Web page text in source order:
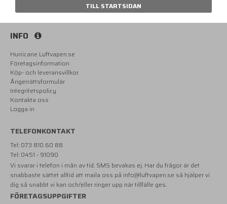
TILL STARTSIDAN
INFO
Hurricane Luftvapen.se
Företagsinformation
Köp- och leveransvillkor
Ångerrättsformulär
Integritetspolicy
Kontakta oss
Logga in
TELEFONKONTAKT
Tel: 073 810 60 88
Tel: 0451 - 91090
Vi svarar i telefon i mån av tid. SMS bevakas ej. Har du frågor är det
snabbaste sättet alltid att maila oss på info@luftvapen.se så hjälper vi
dig så snabbt vi kan och/eller ringer upp när tillfälle ges.
FÖRETAGSUPPGIFTER